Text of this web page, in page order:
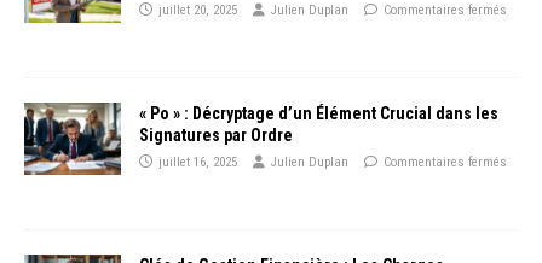
juillet 20, 2025 Julien Duplan Commentaires fermés
« Po » : Décryptage d’un Élément Crucial dans les
Signatures par Ordre
juillet 16, 2025 Julien Duplan Commentaires fermés